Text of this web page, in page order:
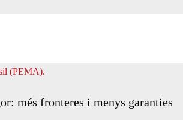
més fronteres i menys garanties